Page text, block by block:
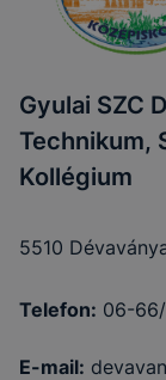
Gyulai SZC
Technikum,
Kollégium
5510
Telefon: 06-
E-mail: